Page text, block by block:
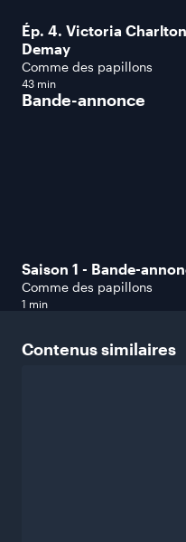
Ép. 4. Victoria
Demay
Comme des papillons
43 min
Bande-annonce
Saison 1 - Bande-
Comme des papillons
1 min
Contenussimilaires